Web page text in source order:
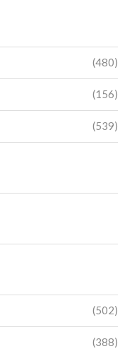
(480)
(156)
(539)
(502)
(388)